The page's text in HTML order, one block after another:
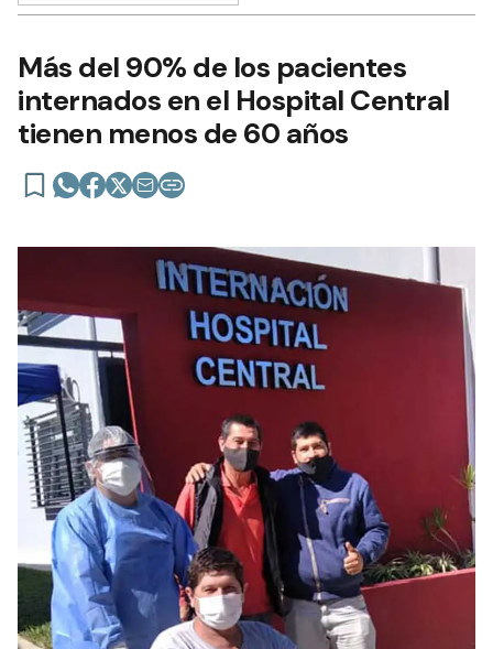
Más del 90% de los pacientes
internados en el Hospital Central
tienen menos de 60 años